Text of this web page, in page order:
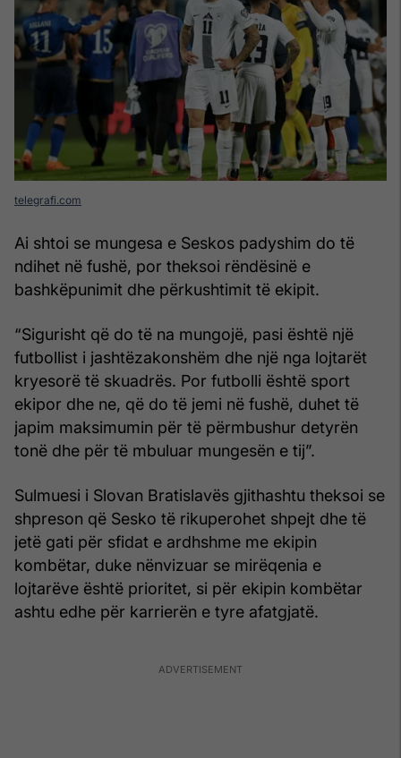
telegrafi.com
Ai shtoi se mungesa e Seskos padyshim do të
ndihet në fushë, por theksoi rëndësinë e
bashkëpunimit dhe përkushtimit të ekipit.
“Sigurisht që do të na mungojë, pasi është një
futbollist i jashtëzakonshëm dhe një nga lojtarët
kryesorë të skuadrës. Por futbolli është sport
ekipor dhe ne, që do të jemi në fushë, duhet të
japim maksimumin për të përmbushur detyrën
tonë dhe për të mbuluar mungesën e tij”.
Sulmuesi i Slovan Bratislavës gjithashtu theksoi se
shpreson që Sesko të rikuperohet shpejt dhe të
jetë gati për sfidat e ardhshme me ekipin
kombëtar, duke nënvizuar se mirëqenia e
lojtarëve është prioritet, si për ekipin kombëtar
ashtu edhe për karrierën e tyre afatgjatë.